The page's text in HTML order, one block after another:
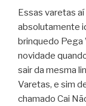
Essas varetas
absolutamente
brinquedo Pega
novidade
sair da mesma
Varetas, e sim
chamado Cai